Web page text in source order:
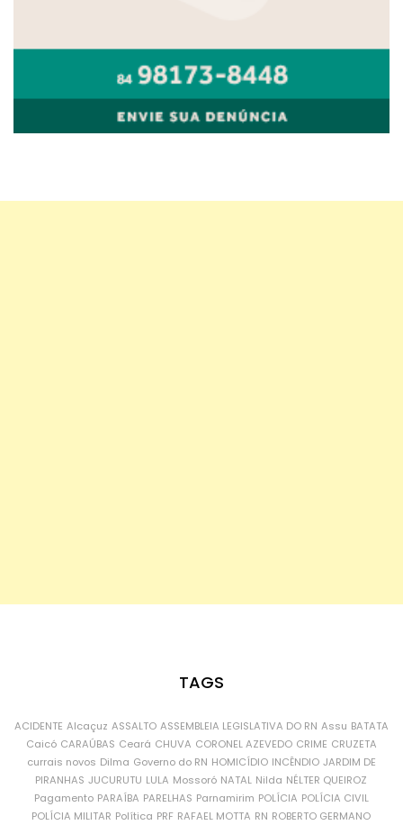
TAGS
ACIDENTE Alcaçuz ASSALTO ASSEMBLEIA LEGISLATIVA DO RN Assu BATATA
Caicó CARAÚBAS Ceará CHUVA CORONEL AZEVEDO CRIME CRUZETA
currais novos Dilma Governo do RN HOMICÍDIO INCÊNDIO JARDIM DE
PIRANHAS JUCURUTU LULA Mossoró NATAL Nilda NÉLTER QUEIROZ
Pagamento PARAÍBA PARELHAS Parnamirim POLÍCIA POLÍCIA CIVIL
POLÍCIA MILITAR Política PRF RAFAEL MOTTA RN ROBERTO GERMANO